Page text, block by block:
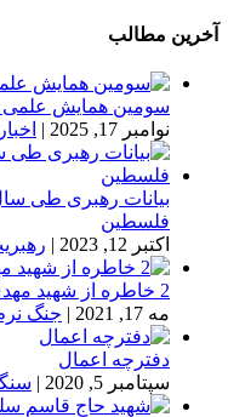
آخرین مطالب
سومین همایش علمی
نوامبر 17, 2025
| اخبار
بیانات رهبری طی
فلسطین
اکتبر 12, 2023
|
2 خاطره از شهید مهدی زین الدین
مه 17, 2021
| جنگ
دفترچه اعمال
سپتامبر 5, 2020
|